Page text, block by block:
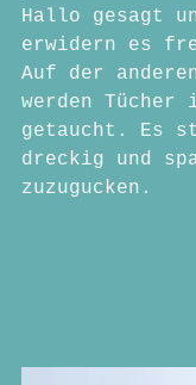
Hallo gesagt
erwidern es
Auf der
werden Tücher
getaucht. Es
dreckig und
zuzugucken.